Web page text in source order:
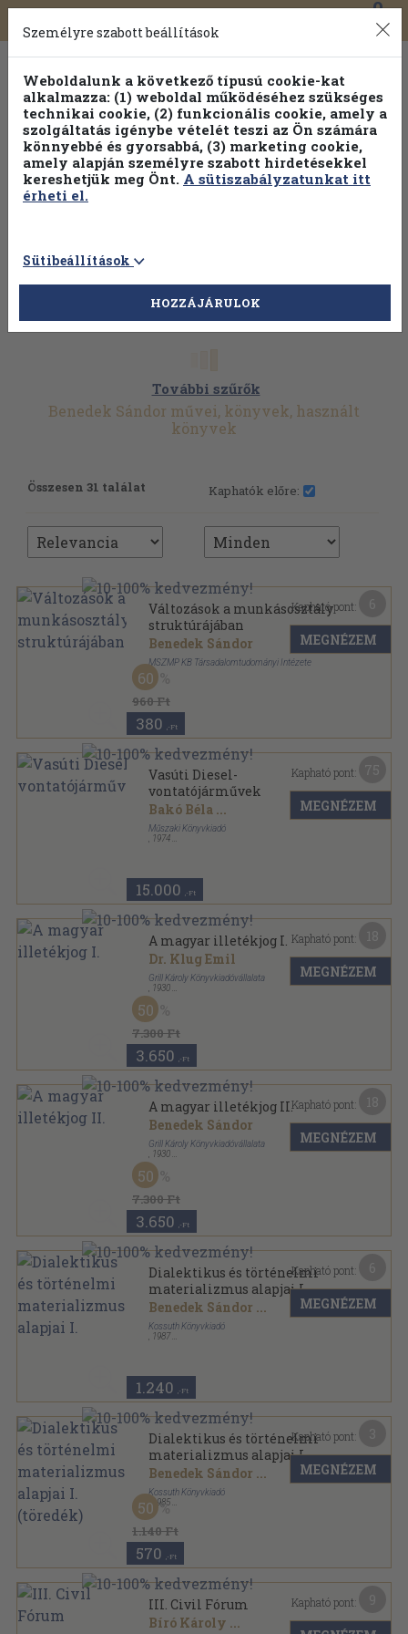
Toggle
navigation
0
Válogasson több mint 1.000.000 kiadványunk közül
100% kedvezménnyel!
További szűrők
Benedek Sándor művei, könyvek, használt
könyvek
Összesen 31 találat Kaphatók előre:
Változások a munkásosztály
struktúrájában
Benedek Sándor
MSZMP KB Társadalomtudományi Intézete
Ragasztott papírkötés
960 Ft
60
380 ,-Ft
Kapható pont:
MEGNÉZEM
Vasúti Diesel-
vontatójárművek
Bakó Béla ...
Műszaki Könyvkiadó
1974
15.000 ,-Ft
Kapható pont:
MEGNÉZEM
A magyar illetékjog I.
Dr. Klug Emil
Grill Károly Könyvkiadóvállalata
1930
Vászon
Magyar törvények Grill-féle kiadása sorozat
7.300 Ft
50
3.650 ,-Ft
Kapható pont:
MEGNÉZEM
A magyar illetékjog II.
Benedek Sándor
Grill Károly Könyvkiadóvállalata
1930
Vászon
Magyar törvények Grill-féle kiadása sorozat
7.300 Ft
50
3.650 ,-Ft
Kapható pont:
MEGNÉZEM
Dialektikus és történelmi
materializmus alapjai I.
Benedek Sándor ...
Kossuth Könyvkiadó
1987
1.240 ,-Ft
Kapható pont:
MEGNÉZEM
Dialektikus és történelmi
materializmus alapjai I.
(töredék)
Benedek Sándor ...
Kossuth Könyvkiadó
, 1985
Ragasztott papírkötés
Dialektikus és történelmi materializmus alapjai
sorozat
1.140 Ft
50
570 ,-Ft
Kapható pont:
MEGNÉZEM
III. Civil Fórum
Bíró Károly ...
Kapható pont:
Személyre szabott beállítások
Weboldalunk a következő típusú cookie-kat
alkalmazza: (1) weboldal működéséhez szükséges
technikai cookie, (2) funkcionális cookie, amely a
szolgáltatás igénybe vételét teszi az Ön számára
könnyebbé és gyorsabbá, (3) marketing cookie,
amely alapján személyre szabott hirdetésekkel
kereshetjük meg Önt. A sütiszabályzatunkat itt
érheti el.
Sütibeállítások
HOZZÁJÁRULOK